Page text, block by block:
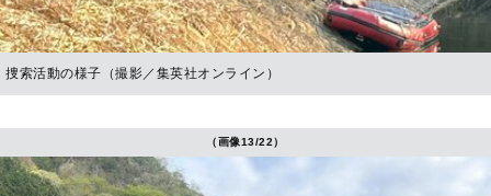
捜索活動の様子（撮影／集英社オンライン）
（画像13/22）